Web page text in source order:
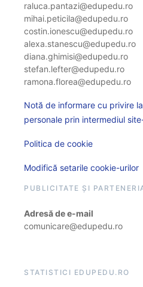
raluca.pantazi@edupedu.ro
mihai.peticila@edupedu.ro
costin.ionescu@edupedu.ro
alexa.stanescu@edupedu.ro
diana.ghimisi@edupedu.ro
stefan.lefter@edupedu.ro
ramona.florea@edupedu.ro
Notă de informare cu privire
personale prin intermediul
Politica de cookie
Modifică setarile cookie-urilor
PUBLICITATE ȘI
Adresă de e-mail
comunicare@edupedu.ro
STATISTICI EDUPEDU.RO